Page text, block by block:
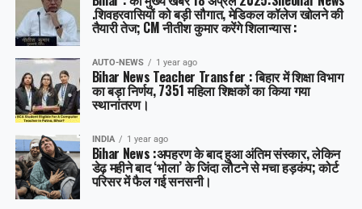
.शिवहरवासियों को बड़ी सौगात, मेडिकल कॉलेज खोलने की
तैयारी तेज; CM नीतीश कुमार करेंगे शिलान्यास :
AUTO-NEWS 1 year ago
Bihar News Teacher Transfer : बिहार में शिक्षा विभाग
का बड़ा निर्णय, 7351 महिला शिक्षकों का किया गया
स्थानांतरण।
INDIA 1 year ago
Bihar News :अपहरण के बाद हुआ अंतिम संस्कार, लेकिन
डेढ़ महीने बाद ‘भोला’ के जिंदा लौटने से मचा हड़कंप; कोर्ट
परिसर में फैल गई सनसनी।